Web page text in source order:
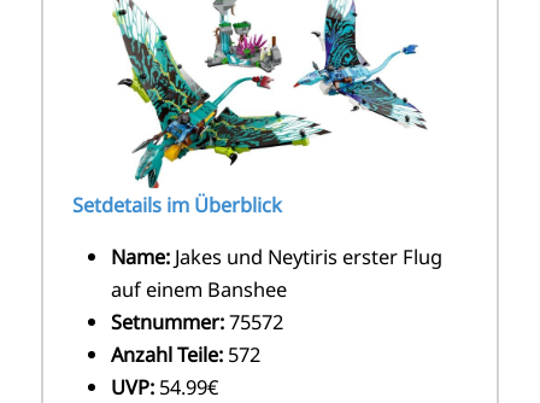
Setdetails im Überblick
Name:Jakes und Neytiris erster Flug
auf einem Banshee
Setnummer:75572
Anzahl Teile:572
UVP:54.99€